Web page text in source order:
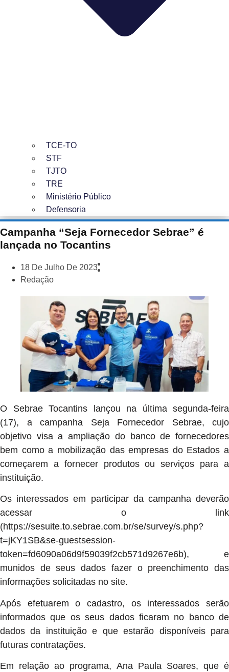
TCE-TO
STF
TJTO
TRE
Ministério Público
Defensoria
Campanha “Seja Fornecedor Sebrae” é
lançada no Tocantins
18 De Julho De 2023
Redação
O Sebrae Tocantins lançou na última segunda-feira
(17), a campanha Seja Fornecedor Sebrae, cujo
objetivo visa a ampliação do banco de fornecedores
bem como a mobilização das empresas do Estados a
começarem a fornecer produtos ou serviços para a
instituição.
Os interessados em participar da campanha deverão
acessar o link
(https://sesuite.to.sebrae.com.br/se/survey/s.php?
t=jKY1SB&se-guestsession-
token=fd6090a06d9f59039f2cb571d9267e6b), e
munidos de seus dados fazer o preenchimento das
informações solicitadas no site.
Após efetuarem o cadastro, os interessados serão
informados que os seus dados ficaram no banco de
dados da instituição e que estarão disponíveis para
futuras contratações.
Em relação ao programa, Ana Paula Soares, que é